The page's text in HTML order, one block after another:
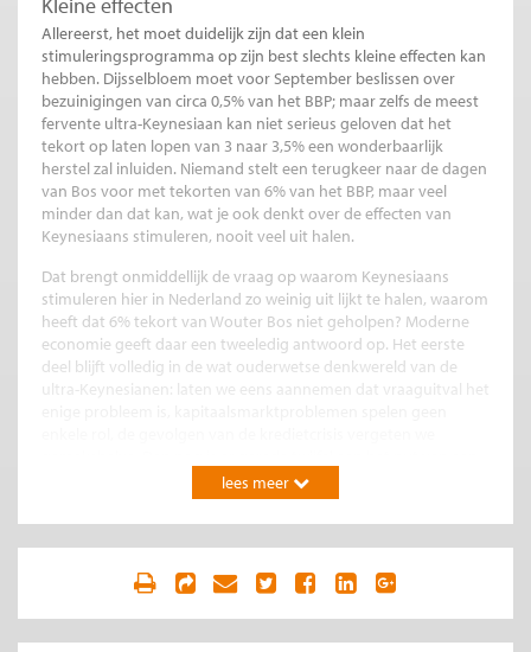
Kleine effecten
Allereerst, het moet duidelijk zijn dat een klein
stimuleringsprogramma op zijn best slechts kleine effecten kan
hebben. Dijsselbloem moet voor September beslissen over
bezuinigingen van circa 0,5% van het BBP; maar zelfs de meest
fervente ultra-Keynesiaan kan niet serieus geloven dat het
tekort op laten lopen van 3 naar 3,5% een wonderbaarlijk
herstel zal inluiden. Niemand stelt een terugkeer naar de dagen
van Bos voor met tekorten van 6% van het BBP, maar veel
minder dan dat kan, wat je ook denkt over de effecten van
Keynesiaans stimuleren, nooit veel uit halen.
Dat brengt onmiddellijk de vraag op waarom Keynesiaans
stimuleren hier in Nederland zo weinig uit lijkt te halen, waarom
heeft dat 6% tekort van Wouter Bos niet geholpen? Moderne
economie geeft daar een tweeledig antwoord op. Het eerste
deel blijft volledig in de wat ouderwetse denkwereld van de
ultra-Keynesianen: laten we eens aannemen dat vraaguitval het
Bos-II. In Nederland ligt het helaas anders dan in grote landen
zoals Duitsland of de VS, wij deinen nou eenmaal mee op de
golven van de wereldhandel zonder daar veel aan te kunnen
doen. In Nederland besteden consumenten een veel groter
deel van hun totale uitgaven aan spullen uit het buitenland dan
bijvoorbeeld Duitse consumenten, en dat geldt nog meer voor
juist het soort bestedingen die erg gevoelig zijn voor
lees meer